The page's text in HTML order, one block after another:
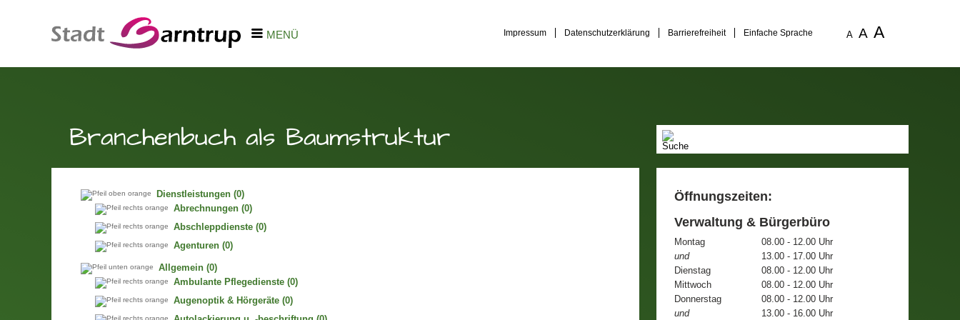
MENÜ Impressum Datenschutzerklärung Barrierefreiheit Einfache Sprache A A A
Branchenbuch als Baumstruktur
Dienstleistungen (0)
Abrechnungen (0)
Abschleppdienste (0)
Agenturen (0)
Allgemein (0)
Ambulante Pflegedienste (0)
Augenoptik & Hörgeräte (0)
Öffnungszeiten:
Verwaltung & Bürgerbüro
Montag
08.00 - 12.00 Uhr
und
13.00 - 17.00 Uhr
Dienstag
08.00 - 12.00 Uhr
Mittwoch
08.00 - 12.00 Uhr
Donnerstag
08.00 - 12.00 Uhr
und
13.00 - 16.00 Uhr